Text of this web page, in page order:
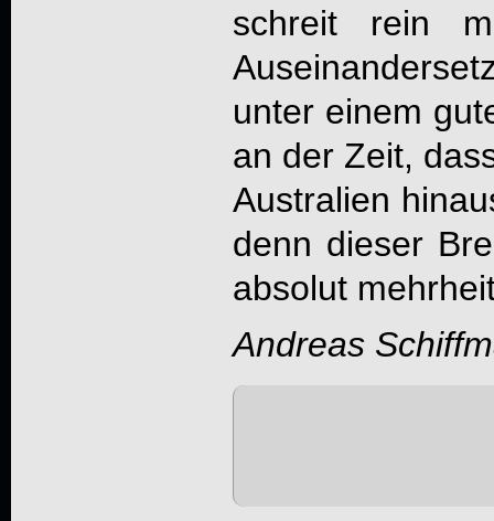
schreit rein
unter einem
an der Zeit,
Australien
denn dieser
absolut
Andreas